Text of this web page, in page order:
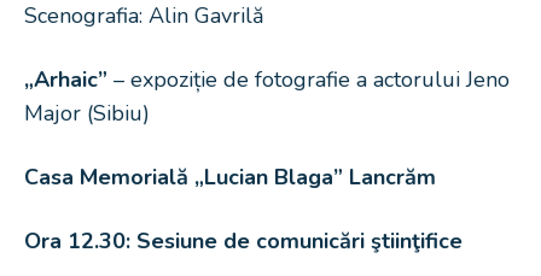
Scenografia: Alin Gavrilă
„Arhaic” – expoziție de fotografie a actorului Jeno
Major (Sibiu)
Casa Memorială „Lucian Blaga” Lancrăm
Ora 12.30: Sesiune de comunicări ştiinţifice